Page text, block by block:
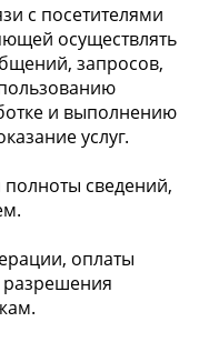
с посетителями
осуществлять
запросов,
и выполнению
услуг.
сведений,
оплаты
разрешения